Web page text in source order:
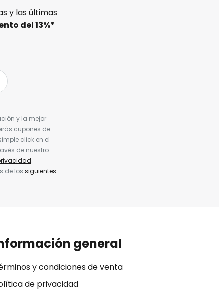
y las últimas
del13%*
y la mejor
cupones de
click en el
de nuestro
.
de los siguientes
general
y condiciones de venta
de privacidad